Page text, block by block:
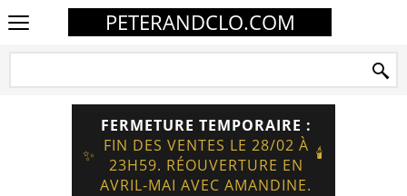
PETERANDCLO.COM
✨
FERMETURE TEMPORAIRE :
FIN DES VENTES LE 28/02 À
23H59. RÉOUVERTURE EN
AVRIL-MAI AVEC AMANDINE.
🕯️